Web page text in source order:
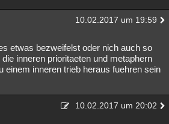
10.02.2017 um 19:59
etwas bezweifelst oder nich auch so
inneren prioritaeten und metaphern
einem inneren trieb heraus fuehren sein
10.02.2017 um 20:02